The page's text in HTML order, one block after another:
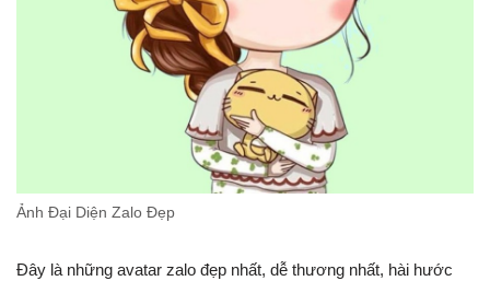
Ảnh Đại Diện Zalo Đẹp
Đây là những avatar zalo đẹp nhất, dễ thương nhất, hài hước